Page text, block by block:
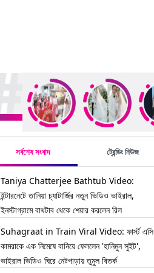
সর্বশেষ সংবাদ ট্রেন্ডিং নিউজ
Taniya Chatterjee Bathtub Video:
ইন্টারনেটে তানিয়া চ্যাটার্জির নতুন ভিডিও ভাইরাল,
ইনস্টাগ্রামে বাথটাব থেকে শেয়ার করলেন রিল
Suhagraat in Train Viral Video: ফার্স্ট এসি
কামরাকে এক নিমেষে বানিয়ে ফেললেন 'হানিমুন সুইট',
ভাইরাল ভিডিও ঘিরে নেটপাড়ায় তুমুল বিতর্ক